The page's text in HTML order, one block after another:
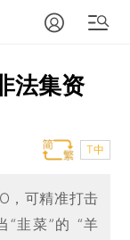
法集资
T中
，可精准打击
“韭菜”的 “羊